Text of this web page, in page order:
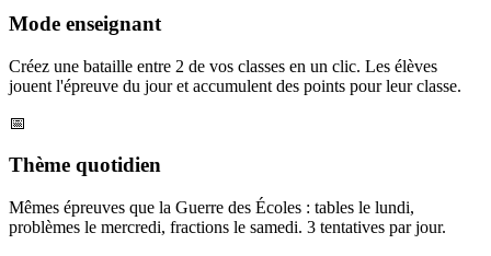
Mode enseignant
Créez une bataille entre 2 de vos classes en un clic. Les élèves
jouent l'épreuve du jour et accumulent des points pour leur classe.
📅
Thème quotidien
Mêmes épreuves que la Guerre des Écoles : tables le lundi,
problèmes le mercredi, fractions le samedi. 3 tentatives par jour.